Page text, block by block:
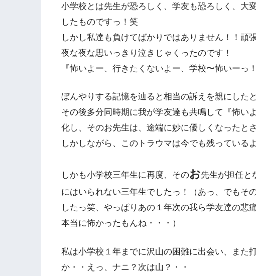
小学校とは先生が恐ろしく、学友も恐ろしく、大
したものですっ！笑
しかし私達も負けてばかりではありません！！頑
夜な夜な思いっきり泣きじゃくったのです！
『怖いよー、行きたくないよー、学校〜怖いーっ
ぼんやりする記憶を辿ると相当の訴えを親にした
その後多分同時期に我が学友達も共鳴して『怖い
化し、そのお先生は、途端に妙に優しくなったとさ
しかしながら、このトラウマは今でも残っている
しかも小学校三年生に再度、そのお先生が担任と
にはいられない三年生でしたっ！（あっ、でもそ
したっ笑、やっぱりあの１年次の我ら学友達の悲
本当に怖かったもんね・・・）
私は小学校１年までに沢山の困難に出会い、また
か・・えっ、ナニ？次は山？・・